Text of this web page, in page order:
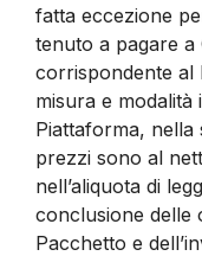
fatta eccezione
tenuto a pagare a
corrispondente al
misura e modalità
Piattaforma, nella
prezzi sono al
nell’aliquota di
conclusione delle
Pacchetto e